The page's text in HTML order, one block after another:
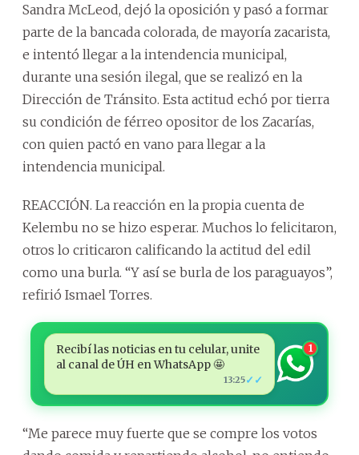
Sandra McLeod, dejó la oposición y pasó a formar
parte de la bancada colorada, de mayoría zacarista,
e intentó llegar a la intendencia municipal,
durante una sesión ilegal, que se realizó en la
Dirección de Tránsito. Esta actitud echó por tierra
su condición de férreo opositor de los Zacarías,
con quien pactó en vano para llegar a la
intendencia municipal.
REACCIÓN. La reacción en la propia cuenta de
Kelembu no se hizo esperar. Muchos lo felicitaron,
otros lo criticaron calificando la actitud del edil
como una burla. “Y así se burla de los paraguayos”,
refirió Ismael Torres.
Recibí las noticias en tu celular, unite
al canal de ÚH en WhatsApp 🤩
13:25✓✓
1
“Me parece muy fuerte que se compre los votos